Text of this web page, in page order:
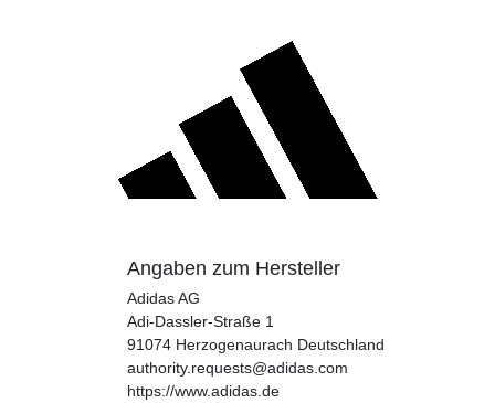
Angaben zum Hersteller
Adidas AG
Adi-Dassler-Straße 1
91074 Herzogenaurach Deutschland
authority.requests@adidas.com
https://www.adidas.de